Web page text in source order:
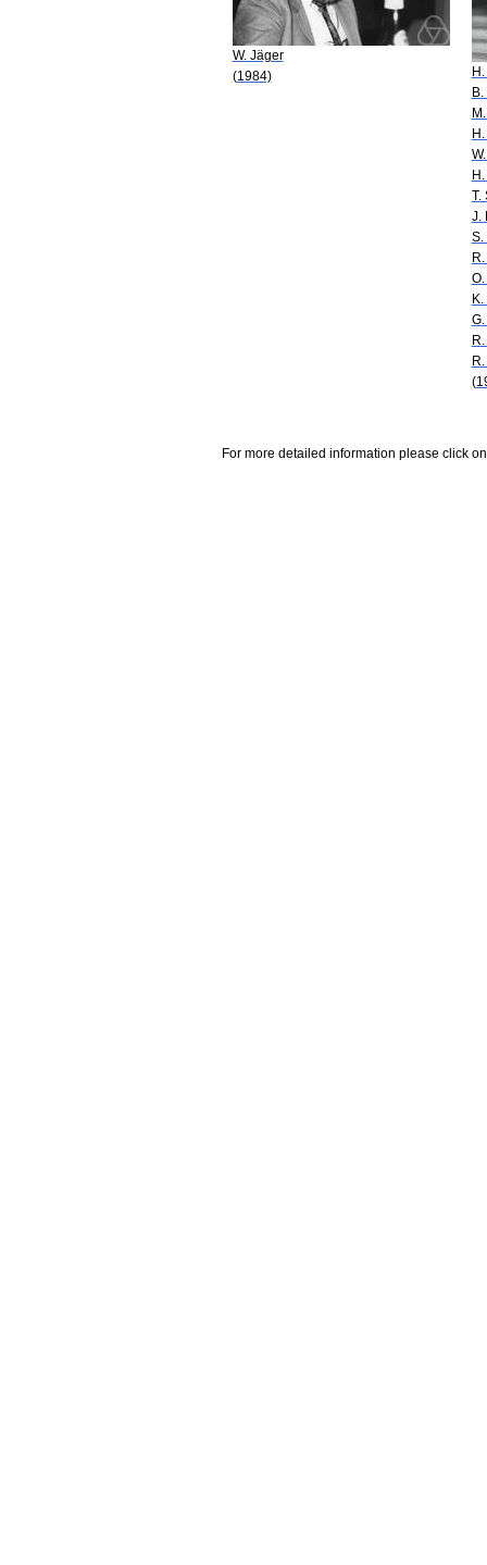
W. Jäger
(1984)
T.
J.
S.
K.
For more detailed information please click